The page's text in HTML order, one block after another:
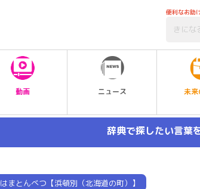
便利なお助
動画 ニュース 未来
辞典で探したい言葉
はまとんべつ【浜頓別（北海道の町）】